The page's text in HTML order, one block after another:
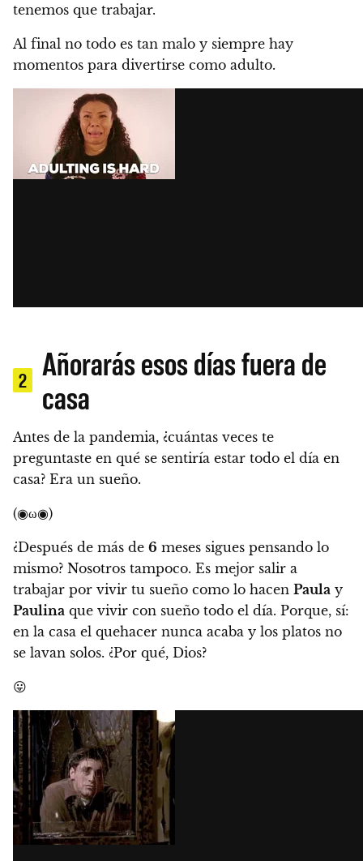
tenemos que trabajar.
Al final no todo es tan malo y siempre hay
momentos para divertirse como adulto.
2
Añorarás esos días fuera de
casa
Antes de la pandemia, ¿cuántas veces te
preguntaste en qué se sentiría estar todo el día en
casa? Era un sueño.
(◉ω◉)
¿Después de más de 6 meses sigues pensando lo
mismo? Nosotros tampoco. Es mejor salir a
trabajar por vivir tu sueño como lo hacen Paula y
Paulina que vivir con sueño todo el día. Porque, sí:
en la casa el quehacer nunca acaba y los platos no
se lavan solos. ¿Por qué, Dios?
😛